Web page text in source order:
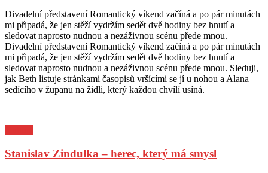
Divadelní představení Romantický víkend začíná a po pár minutách
mi připadá, že jen stěží vydržím sedět dvě hodiny bez hnutí a
sledovat naprosto nudnou a nezáživnou scénu přede mnou.
Divadelní představení Romantický víkend začíná a po pár minutách
mi připadá, že jen stěží vydržím sedět dvě hodiny bez hnutí a
sledovat naprosto nudnou a nezáživnou scénu přede mnou. Sleduji,
jak Beth listuje stránkami časopisů vršícími se jí u nohou a Alana
sedícího v županu na židli, který každou chvílí usíná.
Stanislav Zindulka – herec, který má smysl